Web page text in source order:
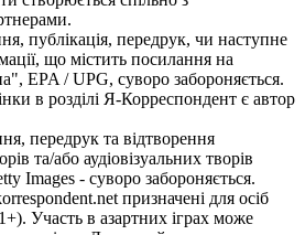
публікація, передрук, чи наступне
що містить посилання на
EPA / UPG, суворо забороняється.
в розділі Я-Корреспондент є автор
передрук та відтворення
та/або аудіовізуальних творів
Images - суворо забороняється.
призначені для осіб
Участь в азартних іграх може